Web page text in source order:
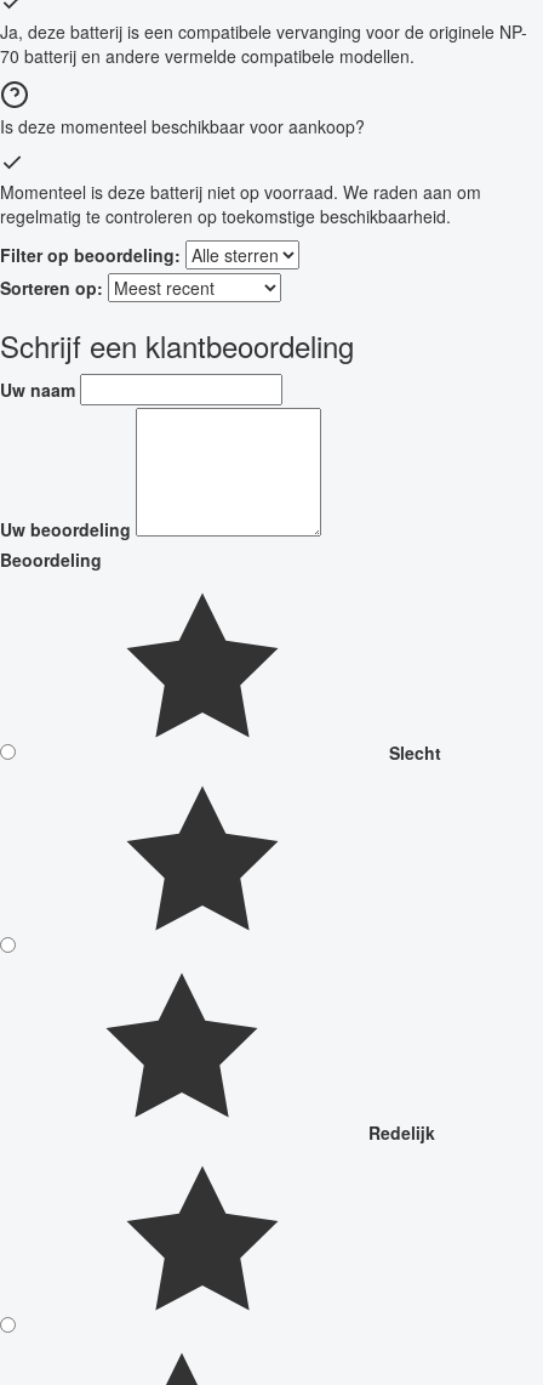
Ja, deze batterij is een compatibele vervanging voor de originele NP-
70 batterij en andere vermelde compatibele modellen.
Is deze momenteel beschikbaar voor aankoop?
Momenteel is deze batterij niet op voorraad. We raden aan om
regelmatig te controleren op toekomstige beschikbaarheid.
Filter op beoordeling:
Sorteren op:
Schrijf een klantbeoordeling
Uw naam
Uw beoordeling
Beoordeling
Slecht
Redelijk